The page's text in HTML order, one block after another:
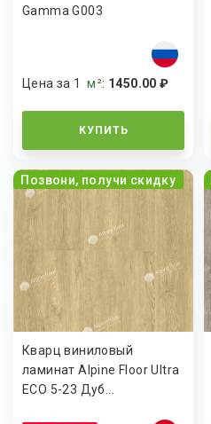
Gamma G003
Цена за 1м²: 1450.00 ₽
КУПИТЬ
Позвони, получи скидку
Кварц виниловый
ламинат Alpine Floor Ultra
ECO 5-23 Дуб...